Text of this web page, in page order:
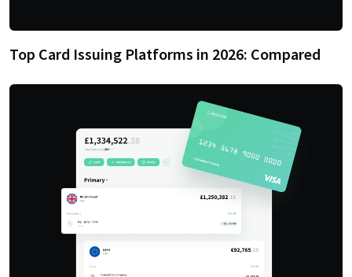
Top Card Issuing Platforms in 2026: Compared